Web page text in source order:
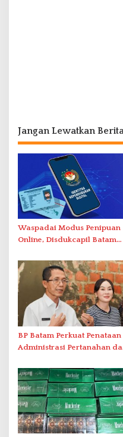
Jangan Lewatkan
Waspadai Modus Penipuan
Online, Disdukcapil Batam
Tatap Muka
BP Batam Perkuat Penataan
Administrasi Pertanahan